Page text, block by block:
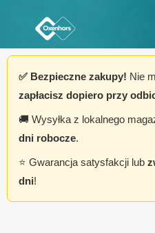
treści
✅ Bezpieczne zakupy! Nie
zapłacisz dopiero przy
🚚 Wysyłka z lokalnego
dni robocze.
⭐ Gwarancja satysfakcji lub
dni!